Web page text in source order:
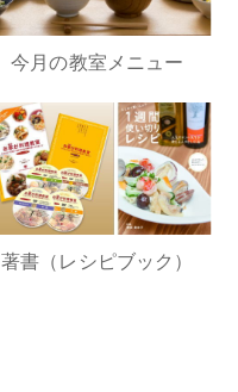
今月の教室メニュー
著書（レシピブック）